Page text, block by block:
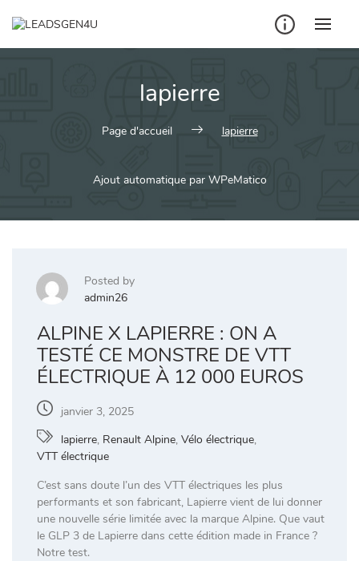
lapierre
Page d'accueil lapierre
Ajout automatique par WPeMatico
Posted by
admin26
ALPINE X LAPIERRE : ON A
TESTÉ CE MONSTRE DE VTT
ÉLECTRIQUE À 12 000 EUROS
janvier 3, 2025
lapierre, Renault Alpine, Vélo électrique,
VTT électrique
C’est sans doute l’un des VTT électriques les plus
performants et son fabricant, Lapierre vient de lui donner
une nouvelle série limitée avec la marque Alpine. Que vaut
le GLP 3 de Lapierre dans cette édition made in France ?
Notre test.